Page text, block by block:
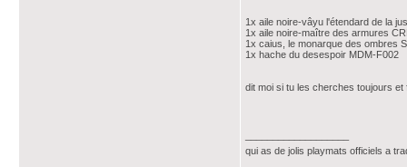
1x aile noire-vâyu l'étendard de la
1x aile noire-maître des armures
1x caius, le monarque des ombres
1x hache du desespoir MDM-F002
dit moi si tu les cherches toujours
qui as de jolis playmats officiels a